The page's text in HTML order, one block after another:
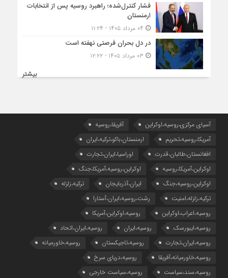
فشار کنترل‌شده؛ راهبرد روسیه پس از انتخابات
ارمنستان
در دل بحران فرصتی نهفته است
بیشتر
آسیای مرکزی،روسیه،اوکراین
آفریقا،روسیه
آمریکا،روسیه،تحریم
ارمنستان،باکو،ترکیه،ایران
افغانستان،طالبان،قدرت
اوراسیا،ایران،تجارت
اوکراین،آمریکا،روسیه
اوکراین،روسیه،آمریکا،جنگ
اوکراین،روسیه،جنگ
ایران،آذربایجان
ترکیه،زلزله
ترکیه،زلزله،امنیت
رشت،روسیه،ایران،آستارا
روسیه،اعراب،اوکراین
روسیه،اوکراین،آمریکا
روسیه،ایبورسک
روسیه،ایران
روسیه،ایران،اتحاد
روسیه،ایران،تجارت
روسیه،تاجیکستان
روسیه،خاورمیانه
روسیه،خاورمیانه،آفریقا
روسیه،دریای سرخ
روسیه،سند،سیاست
روسیه،سیاست خارجی